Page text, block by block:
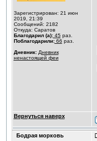
Зарегистрирован: 21 июн
2019, 21:39
Сообщений: 2182
Откуда: Саратов
Благодарил (а):45 раз.
Поблагодарили:66 раз.
Дневник: Дневник
ненастоящей феи
Вернуться наверх
Бодрая морковь